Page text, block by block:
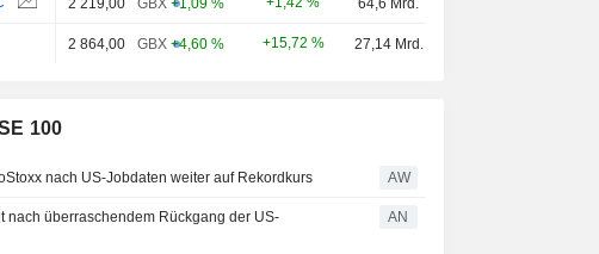
2 864,00 GBX +4,60 % +15,72 % 27,14 Mrd.
100
nach US-Jobdaten weiter auf Rekordkurs AW
nach überraschendem Rückgang der US-
AN